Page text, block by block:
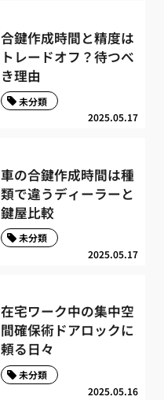
合鍵作成時間と精度は
トレードオフ？待つべ
き理由
2025.05.17
未分類
車の合鍵作成時間は種
類で違うディーラーと
鍵屋比較
2025.05.17
未分類
在宅ワーク中の集中空
間確保術ドアロックに
頼る日々
2025.05.16
未分類